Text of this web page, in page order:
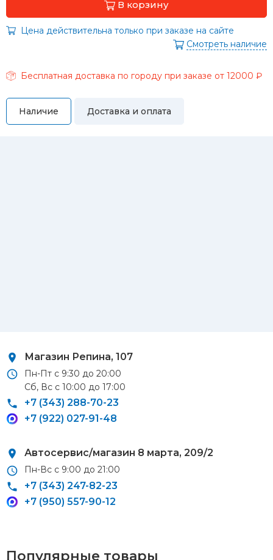
В корзину
Смотреть наличие
Бесплатная доставка по городу при заказе от 12000 ₽
Цена действительна только при заказе на сайте
Наличие Доставка и оплата
Магазин Репина, 107
Пн-Пт с 9:30 до 20:00
Сб, Вс с 10:00 до 17:00
+7 (343) 288-70-23
+7 (922) 027-91-48
Автосервис/магазин 8 марта, 209/2
Пн-Вс с 9:00 до 21:00
+7 (343) 247-82-23
+7 (950) 557-90-12
Курьерская доставка
По Екатеринбургу при заказе от 9 000 ₽ –
При заказе до 9 000 ₽ –
Доставка в удаленные районы (Березовский, Горный
Верхняя Пышма, Арамиль, Шувакиш) –
Почтой России или транспортной компанией
Популярные товары